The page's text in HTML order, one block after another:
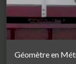
Géomètre en